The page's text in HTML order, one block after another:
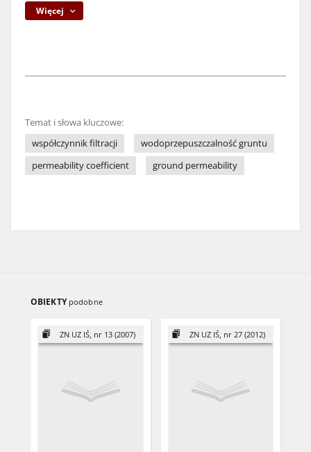
Więcej
Temat i słowa kluczowe:
współczynnik filtracji
wodoprzepuszczalność gruntu
permeability coefficient
ground permeability
OBIEKTY podobne
ZN UZ IŚ, nr 13 (2007) ZN UZ IŚ, nr 27 (2012)